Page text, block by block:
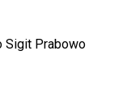
Sigit Prabowo